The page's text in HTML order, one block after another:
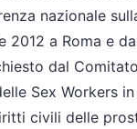
nazionale
2012 a Roma e
dal
Sex Workers in
civili delle